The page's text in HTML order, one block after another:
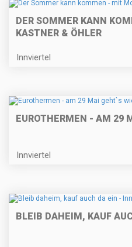
DER SOMMER KANN
KASTNER & ÖHLER
Innviertel
EUROTHERMEN - AM 29
Innviertel
BLEIB DAHEIM, KAUF